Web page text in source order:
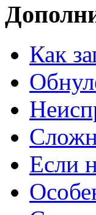
Как
Если